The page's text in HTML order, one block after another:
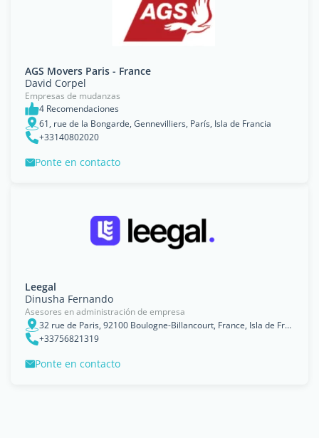
AGS Movers Paris - France
David Corpel
Empresas de mudanzas
4 Recomendaciones
61, rue de la Bongarde, Gennevilliers, París, Isla de Francia
+33140802020
Ponte en contacto
Leegal
Dinusha Fernando
Asesores en administración de empresa
32 rue de Paris, 92100 Boulogne-Billancourt, France, Isla de Francia
+33756821319
Ponte en contacto